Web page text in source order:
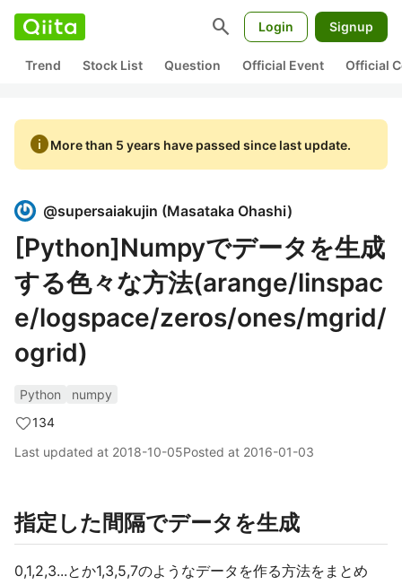
search Login Signup
Trend Stock List Question Official Event Official
infoMore than 5 years have passed since last update.
@supersaiakujin (Masataka Ohashi)
[Python]Numpyでデータを生成
する色々な方法(arange/linspac
e/logspace/zeros/ones/mgrid/
ogrid)
Python
numpy
134
Last updated at 2018-10-05Posted at 2016-01-03
指定した間隔でデータを生成
0,1,2,3...とか1,3,5,7のようなデータを作る方法をまとめ